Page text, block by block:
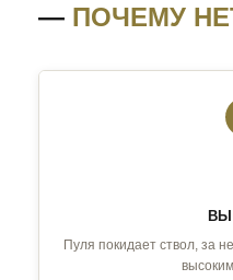
— ПОЧЕМУ
Пуля покидает ствол, за